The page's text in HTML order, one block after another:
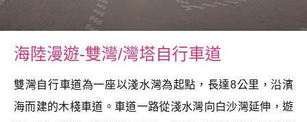
海陸漫遊-雙灣/灣塔自行車道
雙灣自行車道為一座以淺水灣為起點，長達8公里，沿濱
海而建的木棧車道。車道一路從淺水灣向白沙灣延伸，遊